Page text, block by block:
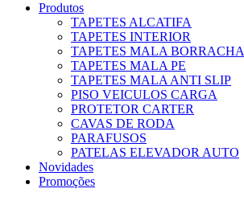
Produtos
TAPETES ALCATIFA
TAPETES INTERIOR
TAPETES MALA BORRACHA
TAPETES MALA PE
TAPETES MALA ANTI SLIP
PISO VEICULOS CARGA
PROTETOR CARTER
CAVAS DE RODA
PARAFUSOS
PATELAS ELEVADOR AUTO
Novidades
Promoções